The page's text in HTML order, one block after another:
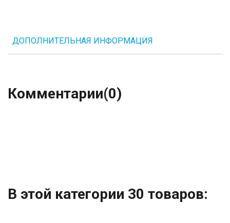
ДОПОЛНИТЕЛЬНАЯ ИНФОРМАЦИЯ
Комментарии(0)
В этой категории 30 товаров: